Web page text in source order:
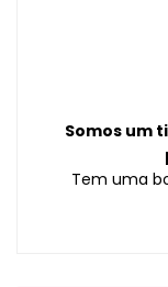
Somos um
Tem uma